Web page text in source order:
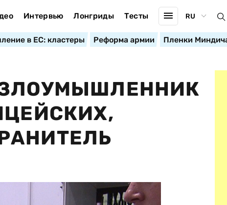
Интервью Лонгриды Тесты RU
в ЕС: кластеры Реформа армии Пленки